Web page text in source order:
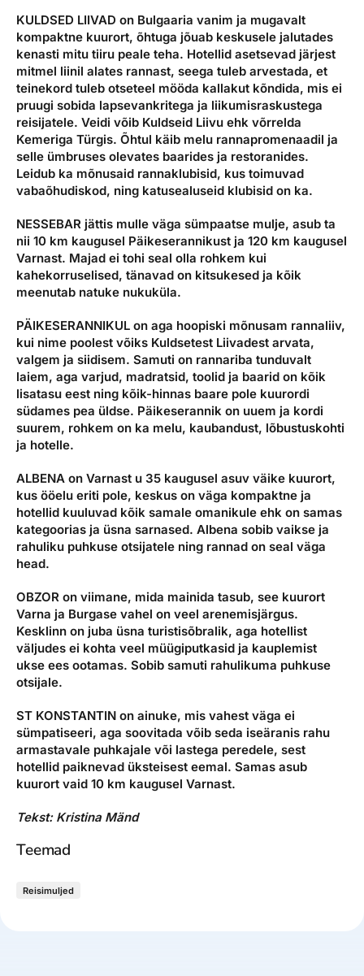
KULDSED LIIVAD on Bulgaaria vanim ja mugavalt
kompaktne kuurort, õhtuga jõuab keskusele jalutades
kenasti mitu tiiru peale teha. Hotellid asetsevad järjest
mitmel liinil alates rannast, seega tuleb arvestada, et
teinekord tuleb otseteel mööda kallakut kõndida, mis ei
pruugi sobida lapsevankritega ja liikumisraskustega
reisijatele. Veidi võib Kuldseid Liivu ehk võrrelda
Kemeriga Türgis. Õhtul käib melu rannapromenaadil ja
selle ümbruses olevates baarides ja restoranides.
Leidub ka mõnusaid rannaklubisid, kus toimuvad
vabaõhudiskod, ning katusealuseid klubisid on ka.
NESSEBAR jättis mulle väga sümpaatse mulje, asub ta
nii 10 km kaugusel Päikeserannikust ja 120 km kaugusel
Varnast. Majad ei tohi seal olla rohkem kui
kahekorruselised, tänavad on kitsukesed ja kõik
meenutab natuke nukuküla.
PÄIKESERANNIKUL on aga hoopiski mõnusam rannaliiv,
kui nime poolest võiks Kuldsetest Liivadest arvata,
valgem ja siidisem. Samuti on rannariba tunduvalt
laiem, aga varjud, madratsid, toolid ja baarid on kõik
lisatasu eest ning kõik-hinnas baare pole kuurordi
südames pea üldse. Päikeserannik on uuem ja kordi
suurem, rohkem on ka melu, kaubandust, lõbustuskohti
ja hotelle.
ALBENA on Varnast u 35 kaugusel asuv väike kuurort,
kus ööelu eriti pole, keskus on väga kompaktne ja
hotellid kuuluvad kõik samale omanikule ehk on samas
kategoorias ja üsna sarnased. Albena sobib vaikse ja
rahuliku puhkuse otsijatele ning rannad on seal väga
head.
OBZOR on viimane, mida mainida tasub, see kuurort
Varna ja Burgase vahel on veel arenemisjärgus.
Kesklinn on juba üsna turistisõbralik, aga hotellist
väljudes ei kohta veel müügiputkasid ja kauplemist
ukse ees ootamas. Sobib samuti rahulikuma puhkuse
otsijale.
ST KONSTANTIN on ainuke, mis vahest väga ei
sümpatiseeri, aga soovitada võib seda iseäranis rahu
armastavale puhkajale või lastega peredele, sest
hotellid paiknevad üksteisest eemal. Samas asub
kuurort vaid 10 km kaugusel Varnast.
Tekst: Kristina Mänd
Teemad
Reisimuljed